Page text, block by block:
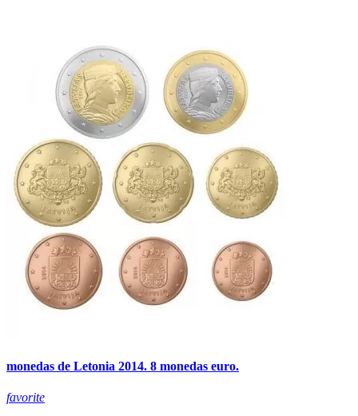
monedas de Letonia 2014. 8 monedas euro.
favorite